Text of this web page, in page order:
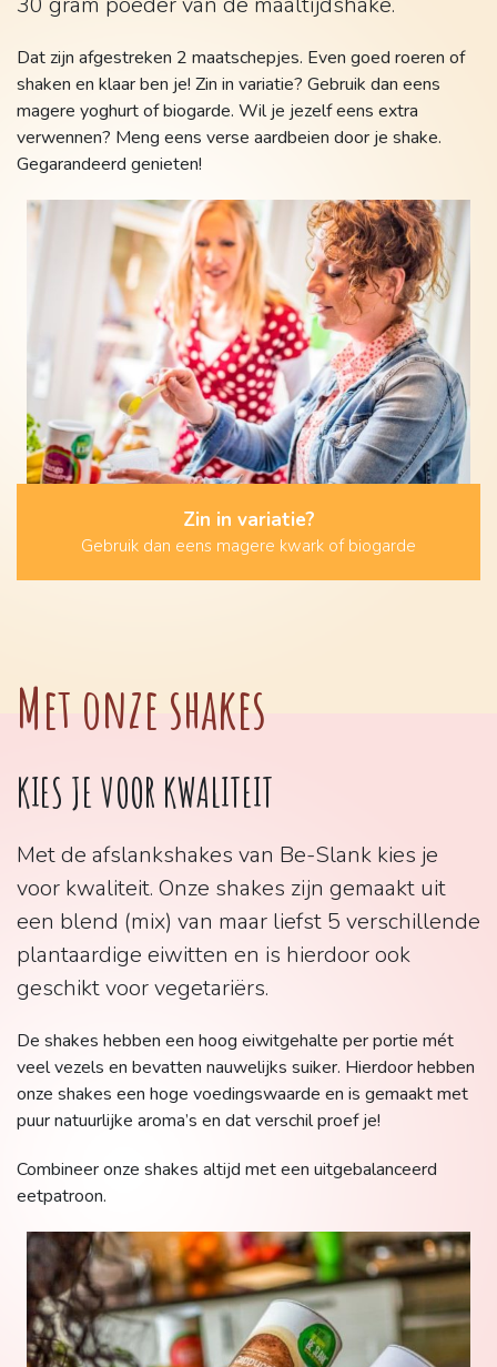
Dat zijn afgestreken 2 maatschepjes. Even goed roeren of
shaken en klaar ben je! Zin in variatie? Gebruik dan eens
magere yoghurt of biogarde. Wil je jezelf eens extra
verwennen? Meng eens verse aardbeien door je shake.
Gegarandeerd genieten!
Zin in variatie?
Gebruik dan eens magere kwark of biogarde
Met onze shakes
KIES JE VOOR KWALITEIT
Met de afslankshakes van Be-Slank kies je
voor kwaliteit. Onze shakes zijn gemaakt uit
een blend (mix) van maar liefst 5 verschillende
plantaardige eiwitten en is hierdoor ook
geschikt voor vegetariërs.
De shakes hebben een hoog eiwitgehalte per portie mét
veel vezels en bevatten nauwelijks suiker. Hierdoor hebben
onze shakes een hoge voedingswaarde en is gemaakt met
puur natuurlijke aroma’s en dat verschil proef je!
Combineer onze shakes altijd met een uitgebalanceerd
eetpatroon.